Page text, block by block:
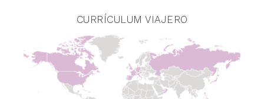
CURRÍCULUM VIAJERO